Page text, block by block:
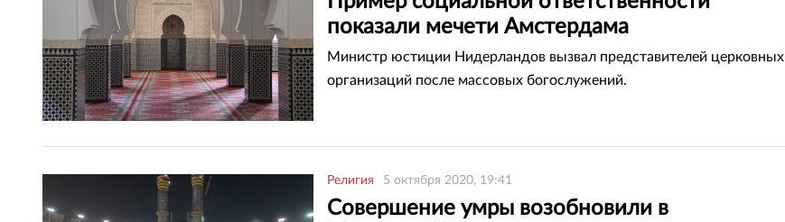
показали мечети Амстердама
Министр юстиции Нидерландов вызвал представителей церковных
организаций после массовых богослужений.
Религия 5 октября 2020, 19:41
Совершение умры возобновили в